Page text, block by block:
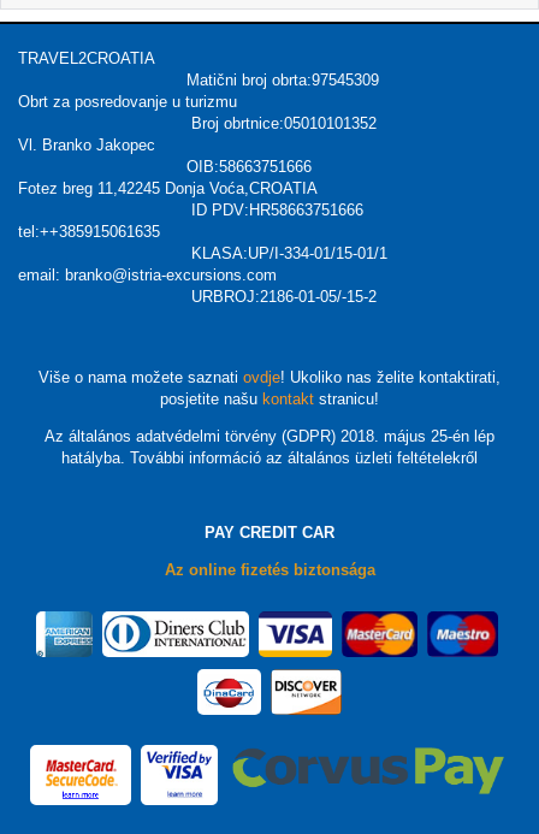
TRAVEL2CROATIA
Matični broj obrta:97545309
Obrt za posredovanje u turizmu
Broj obrtnice:05010101352
Vl. Branko Jakopec
OIB:58663751666
Fotez breg 11,42245 Donja Voća,CROATIA
ID PDV:HR58663751666
tel:++385915061635
KLASA:UP/I-334-01/15-01/1
email: branko@istria-excursions.com
URBROJ:2186-01-05/-15-2
Više o nama možete saznati ovdje! Ukoliko nas želite kontaktirati,
posjetite našu kontakt stranicu!
Az általános adatvédelmi törvény (GDPR) 2018. május 25-én lép
hatályba. További információ az általános üzleti feltételekről
PAY CREDIT CAR
Az online fizetés biztonsága